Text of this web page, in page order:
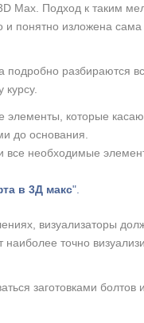
Max. Подход к таким
понятно изложена сама
разбираются
элементы, которые
до основания.
и все необходимые
в 3Д макс".
визуализаторы
точно
заготовками болтов